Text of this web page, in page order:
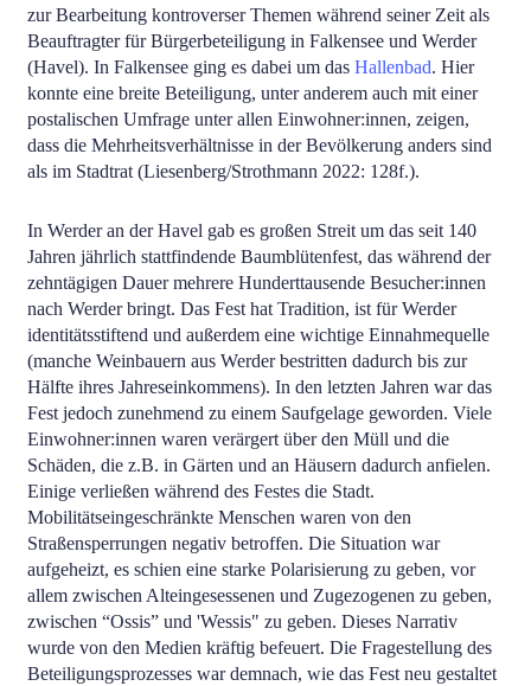
zur Bearbeitung kontroverser Themen während seiner Zeit als
Beauftragter für Bürgerbeteiligung in Falkensee und Werder
(Havel). In Falkensee ging es dabei um das Hallenbad. Hier
konnte eine breite Beteiligung, unter anderem auch mit einer
postalischen Umfrage unter allen Einwohner:innen, zeigen,
dass die Mehrheitsverhältnisse in der Bevölkerung anders sind
als im Stadtrat (Liesenberg/Strothmann 2022: 128f.).
In Werder an der Havel gab es großen Streit um das seit 140
Jahren jährlich stattfindende Baumblütenfest, das während der
zehntägigen Dauer mehrere Hunderttausende Besucher:innen
nach Werder bringt. Das Fest hat Tradition, ist für Werder
identitätsstiftend und außerdem eine wichtige Einnahmequelle
(manche Weinbauern aus Werder bestritten dadurch bis zur
Hälfte ihres Jahreseinkommens). In den letzten Jahren war das
Fest jedoch zunehmend zu einem Saufgelage geworden. Viele
Einwohner:innen waren verärgert über den Müll und die
Schäden, die z.B. in Gärten und an Häusern dadurch anfielen.
Einige verließen während des Festes die Stadt.
Mobilitätseingeschränkte Menschen waren von den
Straßensperrungen negativ betroffen. Die Situation war
aufgeheizt, es schien eine starke Polarisierung zu geben, vor
allem zwischen Alteingesessenen und Zugezogenen zu geben,
zwischen “Ossis” und 'Wessis" zu geben. Dieses Narrativ
wurde von den Medien kräftig befeuert. Die Fragestellung des
Beteiligungsprozesses war demnach, wie das Fest neu gestaltet